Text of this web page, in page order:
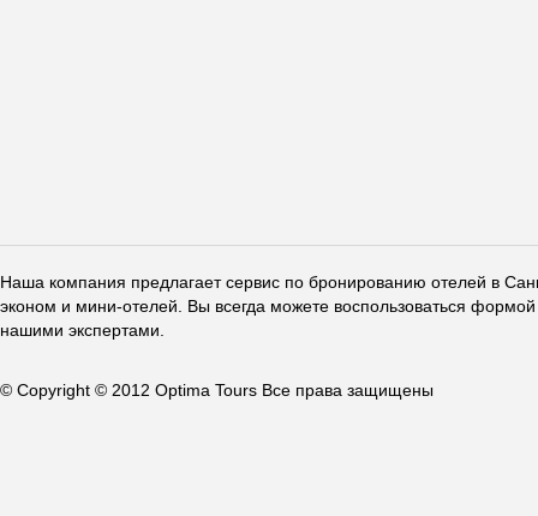
Наша компания предлагает сервис по бронированию отелей в
эконом и мини-отелей. Вы всегда можете воспользоваться
нашими экспертами.
© Copyright © 2012 Optima Tours Все права защищены